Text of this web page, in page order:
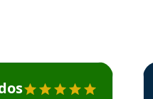
recomenda o Aprova